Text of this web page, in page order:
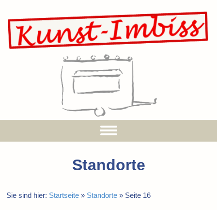
Standorte
Sie sind hier: Startseite » Standorte » Seite 16